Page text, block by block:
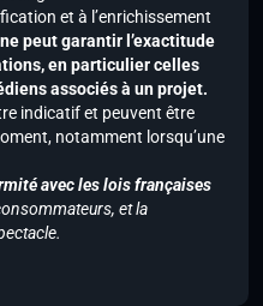
et à l’enrichissement
peut garantir l’exactitude
en particulier celles
associés à un projet.
indicatif et peuvent être
notamment lorsqu’une
avec les lois françaises
et la